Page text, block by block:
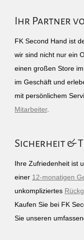
Ihr Partner
FK Second Hand ist
wir sind nicht nur ein
einen großen Store
im Geschäft und
mit persönlichem
Mitarbeiter.
Sicherheit &
Ihre Zufriedenheit ist
einer 12-monatigen
unkompliziertes
Kaufen Sie bei FK
Sie unseren